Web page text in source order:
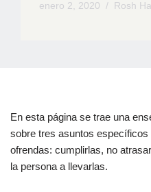
enero 2, 2020 Rosh
En esta página se trae una
sobre tres asuntos
ofrendas: cumplirlas, no
la persona a llevarlas.